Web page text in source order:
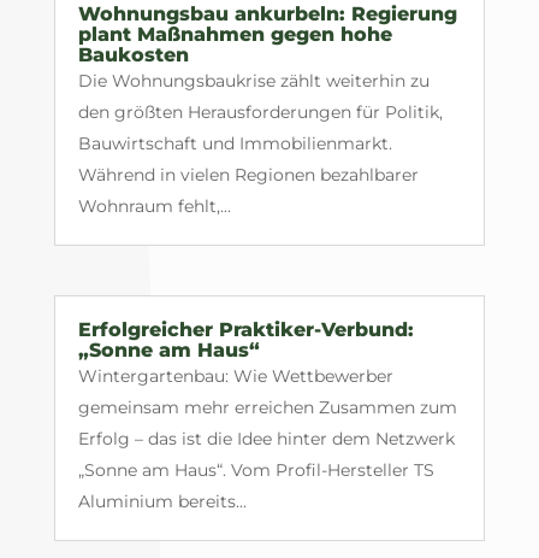
Wohnungsbau ankurbeln: Regierung
plant Maßnahmen gegen hohe
Baukosten
Die Wohnungsbaukrise zählt weiterhin zu
den größten Herausforderungen für Politik,
Bauwirtschaft und Immobilienmarkt.
Während in vielen Regionen bezahlbarer
Wohnraum fehlt,...
Erfolgreicher Praktiker-Verbund:
„Sonne am Haus“
Wintergartenbau: Wie Wettbewerber
gemeinsam mehr erreichen Zusammen zum
Erfolg – das ist die Idee hinter dem Netzwerk
„Sonne am Haus“. Vom Profil-Hersteller TS
Aluminium bereits...